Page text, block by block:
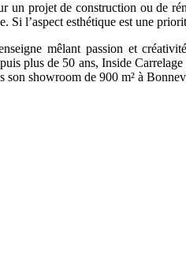
un projet de construction ou de
Si l’aspect esthétique est une
mêlant passion et
plus de 50 ans, Inside
son showroom de 900 m² à